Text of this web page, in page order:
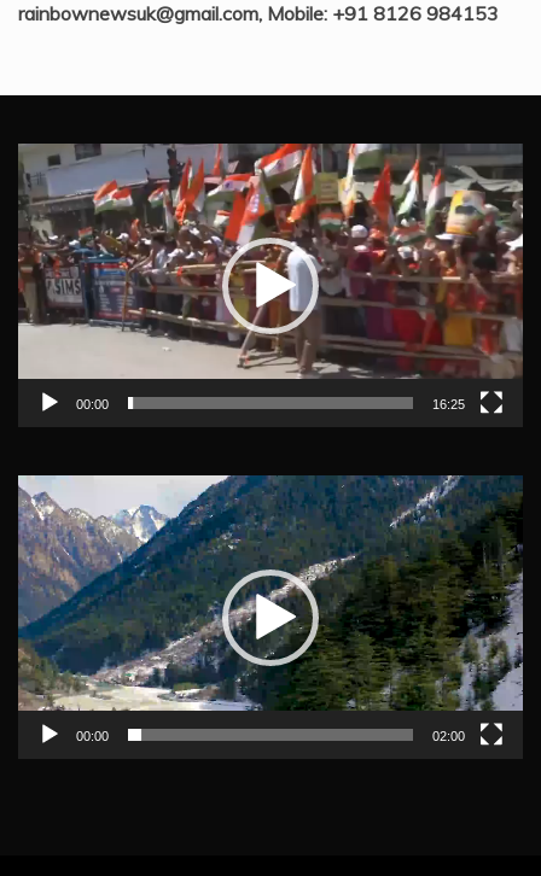
rainbownewsuk@gmail.com, Mobile: +91 8126 984153
Video
Player
00:00 16:25
Video
Player
00:00 02:00